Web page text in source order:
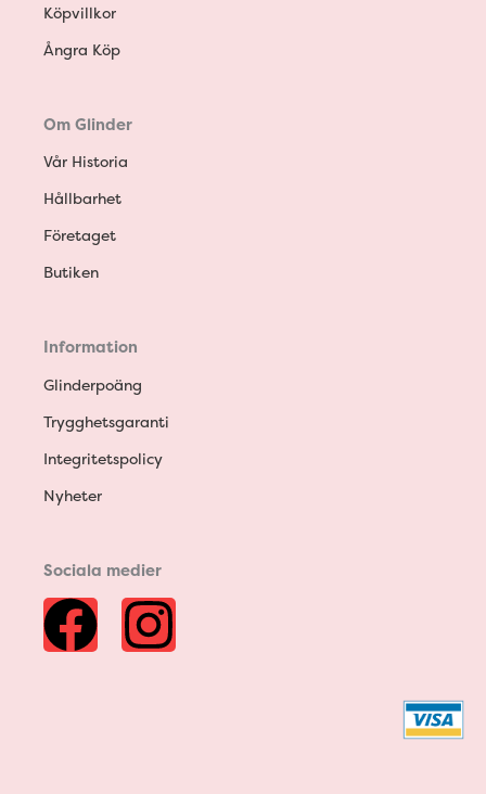
Köpvillkor
Ångra Köp
Om Glinder
Vår Historia
Hållbarhet
Företaget
Butiken
Information
Glinderpoäng
Trygghetsgaranti
Integritetspolicy
Nyheter
Sociala medier
F
a
I
n